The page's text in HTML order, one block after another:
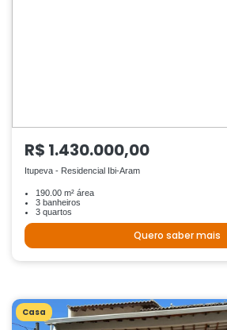
R$ 1.430.000,00
Itupeva - Residencial Ibi-Aram
190.00 m² área
3 banheiros
3 quartos
Quero saber mais
Casa